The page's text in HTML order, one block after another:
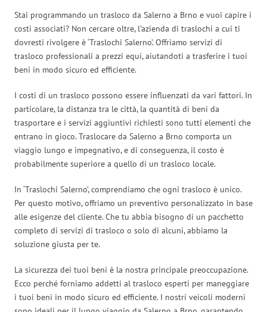
Stai programmando un trasloco da Salerno a Brno e vuoi capire i
costi associati? Non cercare oltre, l’azienda di traslochi a cui ti
dovresti rivolgere è ‘Traslochi Salerno’. Offriamo servizi di
trasloco professionali a prezzi equi, aiutandoti a trasferire i tuoi
beni in modo sicuro ed efficiente.
I costi di un trasloco possono essere influenzati da vari fattori. In
particolare, la distanza tra le città, la quantità di beni da
trasportare e i servizi aggiuntivi richiesti sono tutti elementi che
entrano in gioco. Traslocare da Salerno a Brno comporta un
viaggio lungo e impegnativo, e di conseguenza, il costo è
probabilmente superiore a quello di un trasloco locale.
In ‘Traslochi Salerno’, comprendiamo che ogni trasloco è unico.
Per questo motivo, offriamo un preventivo personalizzato in base
alle esigenze del cliente. Che tu abbia bisogno di un pacchetto
completo di servizi di trasloco o solo di alcuni, abbiamo la
soluzione giusta per te.
La sicurezza dei tuoi beni è la nostra principale preoccupazione.
Ecco perché forniamo addetti al trasloco esperti per maneggiare
i tuoi beni in modo sicuro ed efficiente. I nostri veicoli moderni